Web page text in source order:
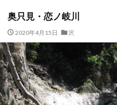
奥只見・恋ノ岐川
2020年4月15日 沢